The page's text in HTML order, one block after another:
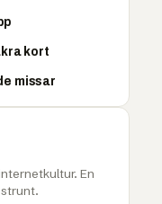
kort
missar
En